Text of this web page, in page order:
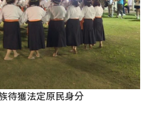
待獲法定原民身分